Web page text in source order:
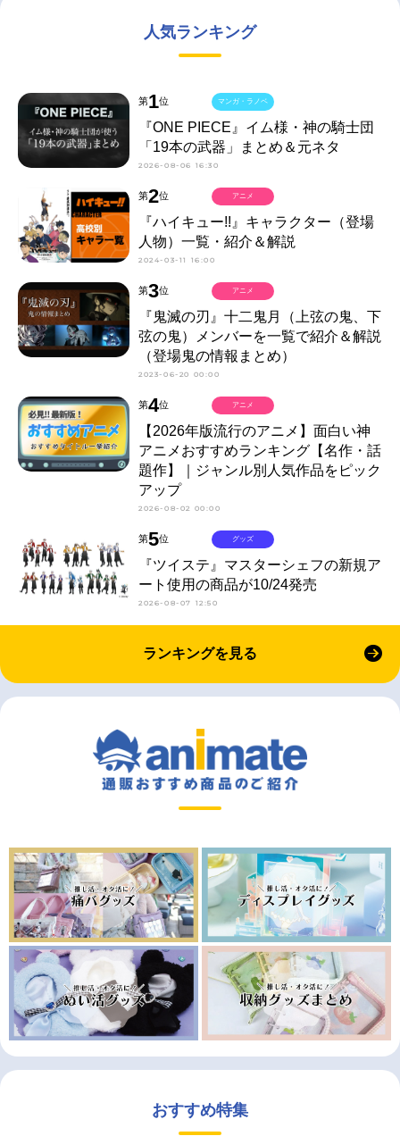
人気ランキング
第1位
『ONE PIECE』イム様・神の騎士団
「19本の武器」まとめ＆元ネタ
2026-08-06 16:30
マンガ・ラノベ
第2位
『ハイキュー!!』キャラクター（登場
人物）一覧・紹介＆解説
2024-03-11 16:00
アニメ
第3位
『鬼滅の刃』十二鬼月（上弦の鬼、下
弦の鬼）メンバーを一覧で紹介＆解説
（登場鬼の情報まとめ）
2023-06-20 00:00
アニメ
第4位
【2026年版流行のアニメ】面白い神
アニメおすすめランキング【名作・話
題作】｜ジャンル別人気作品をピック
アップ
2026-08-02 00:00
アニメ
第5位
『ツイステ』マスターシェフの新規ア
ート使用の商品が10/24発売
2026-08-07 12:50
グッズ
ランキングを見る
おすすめ特集